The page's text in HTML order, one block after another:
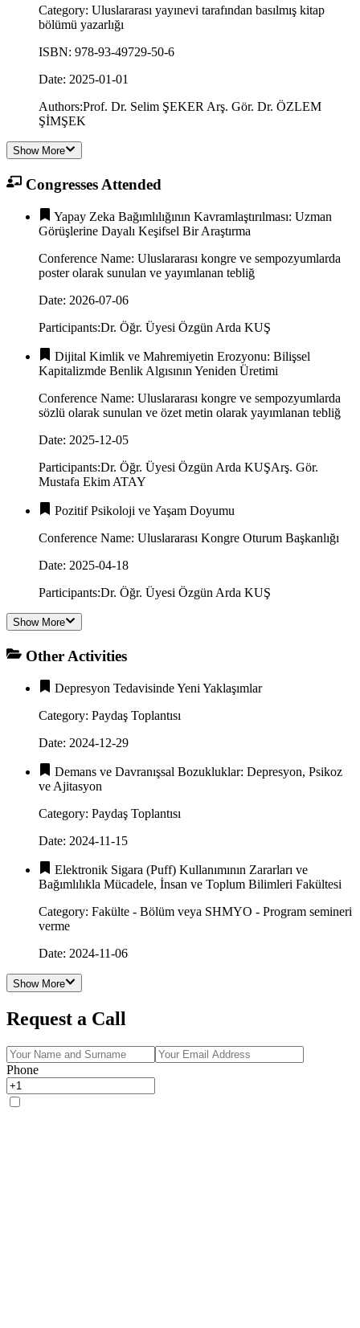
Category: Uluslararası yayınevi tarafından basılmış kitap
bölümü yazarlığı
ISBN: 978-93-49729-50-6
Date: 2025-01-01
Authors:Prof. Dr. Selim ŞEKER Arş. Gör. Dr. ÖZLEM
ŞİMŞEK
Show More
Congresses Attended
Yapay Zeka Bağımlılığının Kavramlaştırılması: Uzman
Görüşlerine Dayalı Keşifsel Bir Araştırma
Conference Name: Uluslararası kongre ve sempozyumlarda
poster olarak sunulan ve yayımlanan tebliğ
Date: 2026-07-06
Participants:Dr. Öğr. Üyesi Özgün Arda KUŞ
Dijital Kimlik ve Mahremiyetin Erozyonu: Bilişsel
Kapitalizmde Benlik Algısının Yeniden Üretimi
Conference Name: Uluslararası kongre ve sempozyumlarda
sözlü olarak sunulan ve özet metin olarak yayımlanan tebliğ
Date: 2025-12-05
Participants:Dr. Öğr. Üyesi Özgün Arda KUŞArş. Gör.
Mustafa Ekim ATAY
Pozitif Psikoloji ve Yaşam Doyumu
Conference Name: Uluslararası Kongre Oturum Başkanlığı
Date: 2025-04-18
Participants:Dr. Öğr. Üyesi Özgün Arda KUŞ
Show More
Other Activities
Depresyon Tedavisinde Yeni Yaklaşımlar
Category: Paydaş Toplantısı
Date: 2024-12-29
Demans ve Davranışsal Bozukluklar: Depresyon, Psikoz
ve Ajitasyon
Category: Paydaş Toplantısı
Date: 2024-11-15
Elektronik Sigara (Puff) Kullanımının Zararları ve
Bağımlılıkla Mücadele, İnsan ve Toplum Bilimleri Fakültesi
Category: Fakülte - Bölüm veya SHMYO - Program semineri
verme
Date: 2024-11-06
Show More
Request a Call
Phone